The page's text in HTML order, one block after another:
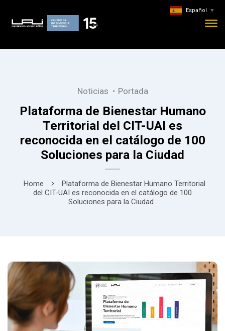
Noticias Portada
Plataforma de Bienestar Humano
Territorial del CIT-UAI es
reconocida en el catálogo de 100
Soluciones para la Ciudad
Home
Plataforma de Bienestar Humano Territorial
del CIT-UAI es reconocida en el catálogo de 100
Soluciones para la Ciudad
Español ▼